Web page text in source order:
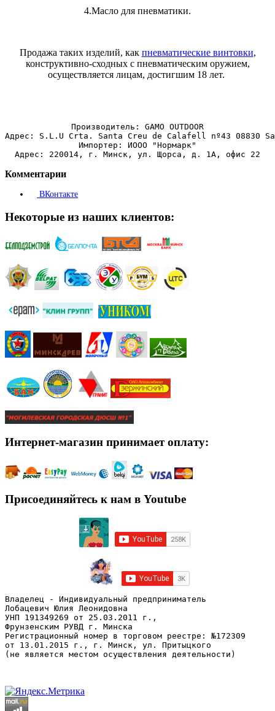
4.Масло для пневматики.
Продажа таких изделий, как пневматические винтовки,
конструктивно-сходных с пневматическим оружием,
осуществляется лицам, достигшим 18 лет.
Производитель: GAMO OUTDOOR
Адрес: S.L.U Crta. Santa Creu de Calafell nº43 08830
Импортер: ИООО "Нормарк"
Адрес: 220014, г. Минск, ул. Щорса, д. 1А, офис 22
Комментарии
ВКонтакте
Некоторые из наших клиентов:
Интернет-магазин принимает оплату:
Присоединяйтесь к нам в Youtube
Владелец - Индивидуальный предприниматель
Лобацевич Юлия Леонидовна
УНП 191349269 от 25.03.2011 г.,
Фрунзенским РУВД г. Минска
Регистрационный номер в торговом реестре: №172309
от 13.01.2015 г., г. Минск, ул. Притыцкого
(не является местом осуществления деятельности)